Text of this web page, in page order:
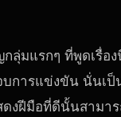
มแรกๆ ที่พูดเรื่อ
บการแข่งขัน นั่น
งฝีมือที่ดีนั้นสามา